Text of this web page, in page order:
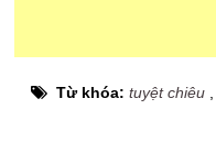
Từ khóa:tuyệt chiêu